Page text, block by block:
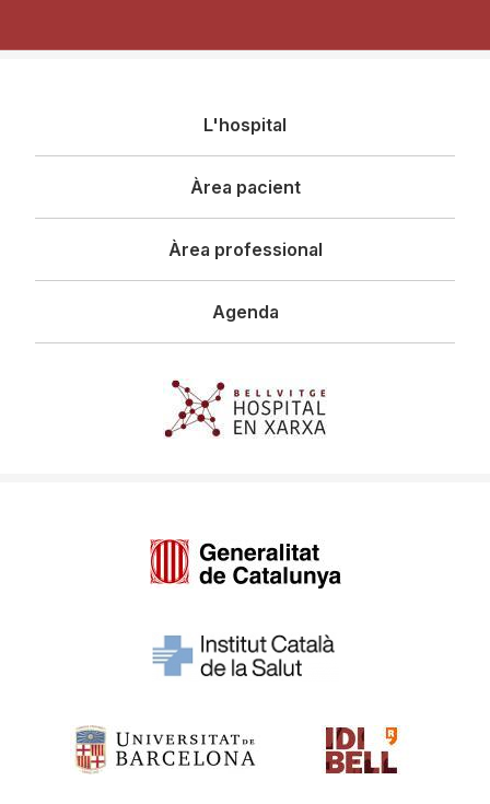
principal
L'hospital
Àrea pacient
Àrea professional
Agenda